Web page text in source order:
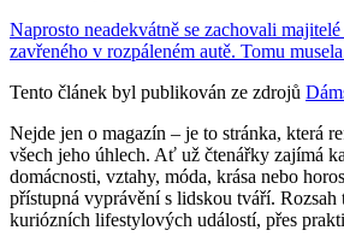
Naprosto neadekvátně se zachovali
zavřeného v rozpáleném autě. Tomu
Tento článek byl publikován ze zdrojů
Nejde jen o magazín – je to stránka, která
všech jeho úhlech. Ať už čtenářky zajímá
domácnosti, vztahy, móda, krása nebo
přístupná vyprávění s lidskou tváří. Rozsah
kuriózních lifestylových událostí, přes